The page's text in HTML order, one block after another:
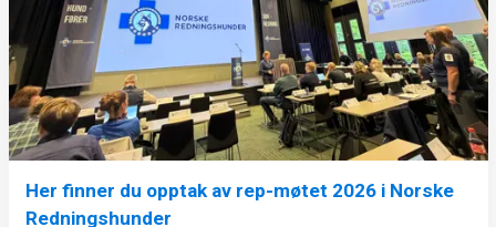
Her finner du opptak av rep-møtet 2026 i Norske
Redningshunder